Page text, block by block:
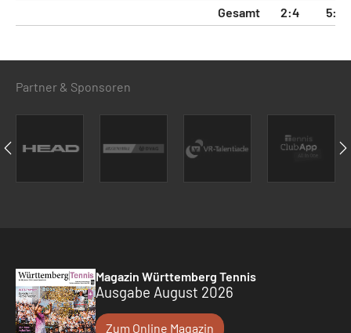
Gesamt
2:4 5:8
Partner & Sponsoren
Magazin Württemberg Tennis
Ausgabe August 2026
Zum Online Magazin